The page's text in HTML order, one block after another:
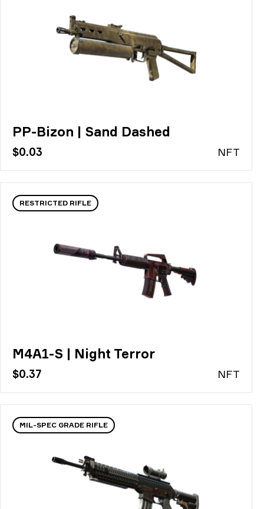
PP-Bizon | Sand Dashed
$0.03 NFT
RESTRICTED RIFLE
M4A1-S | Night Terror
$0.37 NFT
MIL-SPEC GRADE RIFLE